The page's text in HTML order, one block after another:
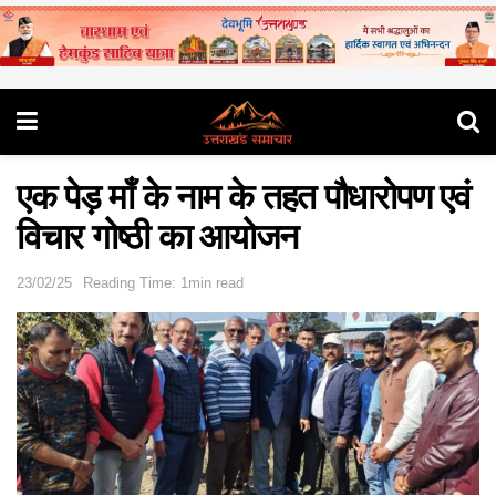
एक पेड़ माँ के नाम के तहत पौधारोपण एवं
विचार गोष्ठी का आयोजन
23/02/25 Reading Time: 1min read